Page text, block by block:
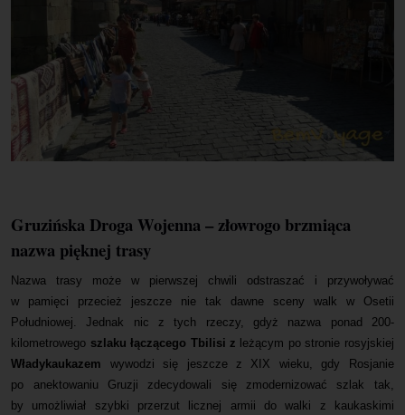
Gruzińska Droga Wojenna – złowrogo brzmiąca
nazwa pięknej trasy
Nazwa trasy może w pierwszej chwili odstraszać i przywoływać
w pamięci przecież jeszcze nie tak dawne sceny walk w Osetii
Południowej. Jednak nic z tych rzeczy, gdyż nazwa ponad 200-
kilometrowego szlaku łączącego Tbilisi z leżącym po stronie rosyjskiej
Władykaukazem wywodzi się jeszcze z XIX wieku, gdy Rosjanie
po anektowaniu Gruzji zdecydowali się zmodernizować szlak tak,
by umożliwiał szybki przerzut licznej armii do walki z kaukaskimi